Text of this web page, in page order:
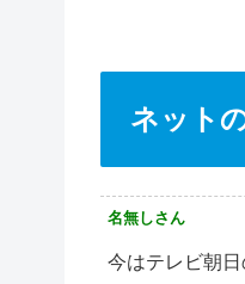
ネット
名無しさん
今はテレビ朝